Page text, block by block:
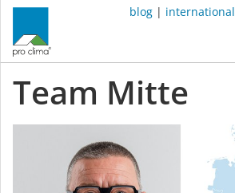
blog | international
Team Mitte